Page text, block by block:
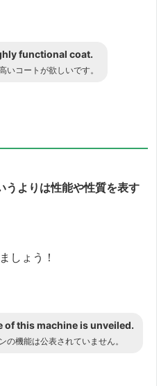
functional coat.
いコートが欲しいです。
よりは性能や性質を表す
しょう！
of this machine is unveiled.
の機能は公表されていません。